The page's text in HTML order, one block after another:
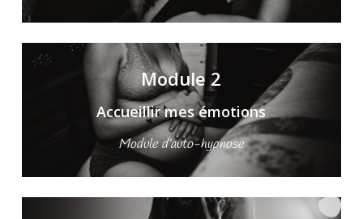
Module 2
Accueillir mes émotions
Module d’auto-hypnose